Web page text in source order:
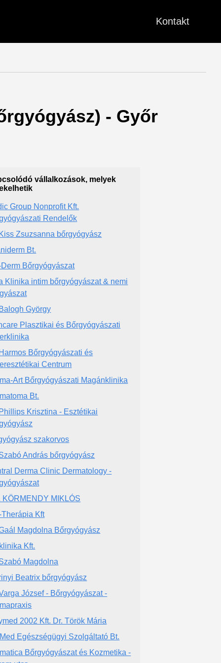
Kontakt
- Győr
vállalkozások, melyek
Group Nonprofit Kft.
Rendelők
Zsuzsanna bőrgyógyász
Bt.
Derm Bőrgyógyászat
Klinika intim bőrgyógyászat & nemi
György
Plasztikai és Bőrgyógyászati
Bőrgyógyászati és
Centrum
Art Bőrgyógyászati Magánklinika
Bt.
Krisztina - Esztétikai
szakorvos
András bőrgyógyász
Derma Clinic Dermatology -
KÖRMENDY MIKLÓS
Therápia Kft
Magdolna Bőrgyógyász
Kft.
Magdolna
Beatrix bőrgyógyász
József - Bőrgyógyászat -
2002 Kft. Dr. Török Mária
Egészségügyi Szolgáltató Bt.
Bőrgyógyászat és Kozmetika -